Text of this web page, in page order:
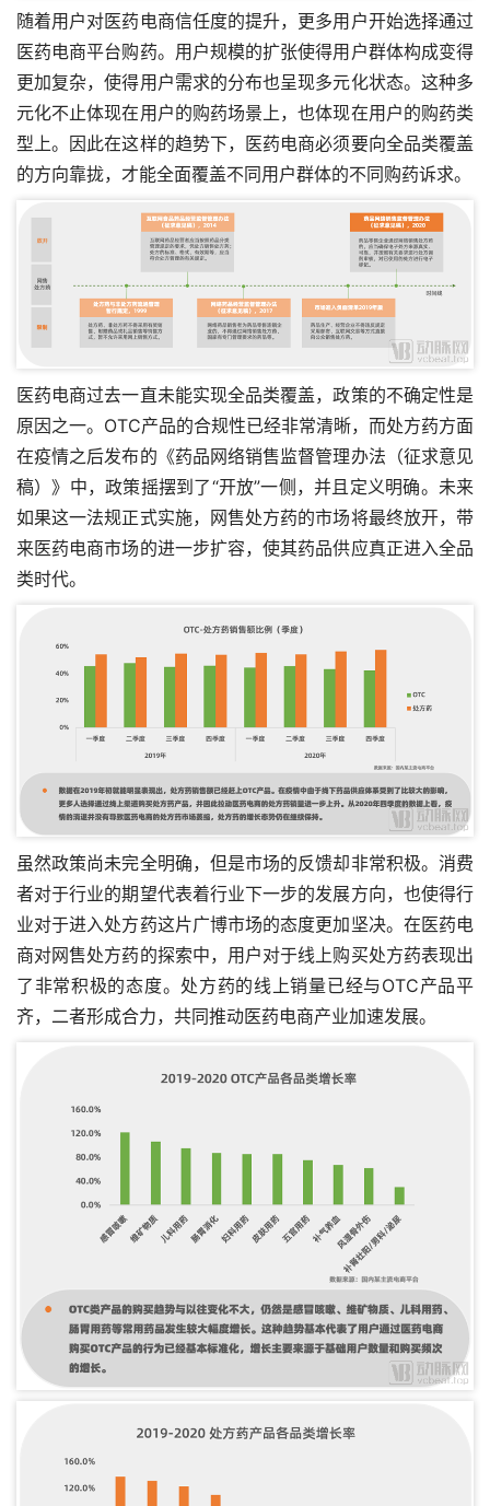
随着用户对医药电商信任度的提升，更多用户开始选择通过
医药电商平台购药。用户规模的扩张使得用户群体构成变得
更加复杂，使得用户需求的分布也呈现多元化状态。这种多
元化不止体现在用户的购药场景上，也体现在用户的购药类
型上。因此在这样的趋势下，医药电商必须要向全品类覆盖
的方向靠拢，才能全面覆盖不同用户群体的不同购药诉求。
医药电商过去一直未能实现全品类覆盖，政策的不确定性是
原因之一。OTC产品的合规性已经非常清晰，而处方药方面
在疫情之后发布的《药品网络销售监督管理办法（征求意见
稿）》中，政策摇摆到了“开放”一侧，并且定义明确。未来
如果这一法规正式实施，网售处方药的市场将最终放开，带
来医药电商市场的进一步扩容，使其药品供应真正进入全品
类时代。
虽然政策尚未完全明确，但是市场的反馈却非常积极。消费
者对于行业的期望代表着行业下一步的发展方向，也使得行
业对于进入处方药这片广博市场的态度更加坚决。在医药电
商对网售处方药的探索中，用户对于线上购买处方药表现出
了非常积极的态度。处方药的线上销量已经与OTC产品平
齐，二者形成合力，共同推动医药电商产业加速发展。